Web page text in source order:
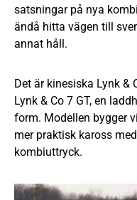
satsningar på nya
ändå hitta vägen till
annat håll.
Det är kinesiska Lynk &
Lynk & Co 7 GT, en
form. Modellen bygger
mer praktisk kaross
kombiuttryck.